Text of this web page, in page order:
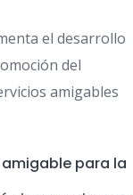
el desarrollo
del
amigables
para la